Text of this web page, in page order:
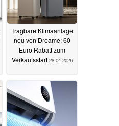
Tragbare Klimaanlage
neu von Dreame: 60
Euro Rabatt zum
Verkaufsstart 28.04.2026